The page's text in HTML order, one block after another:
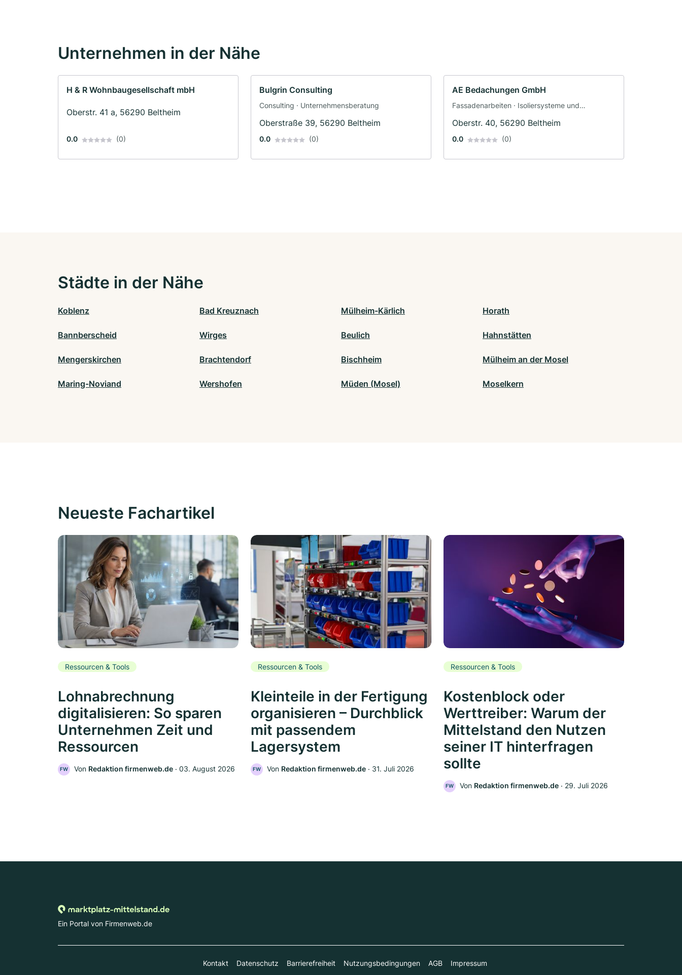
Unternehmen in der Nähe
H & R Wohnbaugesellschaft mbH
Oberstr. 41 a, 56290 Beltheim
0.0 (0)
Bulgrin Consulting
Consulting · Unternehmensberatung
Oberstraße 39, 56290 Beltheim
0.0 (0)
AE Bedachungen GmbH
Fassadenarbeiten · Isoliersysteme und
Oberstr. 40, 56290 Beltheim
0.0 (0)
Städte in der Nähe
Koblenz Bad Kreuznach Mülheim-Kärlich Horath
Bannberscheid Wirges Beulich Hahnstätten
Mengerskirchen Brachtendorf Bischheim Mülheim an der Mosel
Maring-Noviand Wershofen Müden (Mosel) Moselkern
Neueste Fachartikel
Ressourcen & Tools
Lohnabrechnung
digitalisieren: So sparen
Unternehmen Zeit und
Ressourcen
FW Von Redaktion firmenweb.de ‧ 03. August 2026
Ressourcen & Tools
Kleinteile in der Fertigung
organisieren – Durchblick
mit passendem
Lagersystem
FW Von Redaktion firmenweb.de ‧ 31. Juli 2026
Ressourcen & Tools
Kostenblock oder
Werttreiber: Warum der
Mittelstand den Nutzen
seiner IT hinterfragen
sollte
FW Von Redaktion firmenweb.de ‧ 29. Juli 2026
Ein Portal von Firmenweb.de
Kontakt Datenschutz Barrierefreiheit Nutzungsbedingungen AGB Impressum